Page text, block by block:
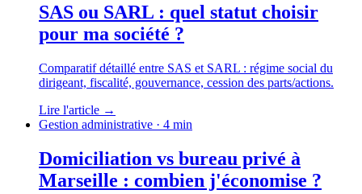
SAS ou SARL : quel statut choisir
pour ma société ?
Comparatif détaillé entre SAS et SARL : régime social du
dirigeant, fiscalité, gouvernance, cession des parts/actions.
Lire l'article →
Gestion administrative · 4 min
Domiciliation vs bureau privé à
Marseille : combien j'économise ?